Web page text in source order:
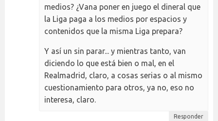
medios? ¿Vana poner en juego el dineral que
la Liga paga a los medios por espacios y
contenidos que la misma Liga prepara?
Y así un sin parar... y mientras tanto, van
diciendo lo que está bien o mal, en el
Realmadrid, claro, a cosas serias o al mismo
cuestionamiento para otros, ya no, eso no
interesa, claro.
Responder